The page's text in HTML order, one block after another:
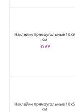
Наклейки прямоугольные 10х9
см
499 ₽
Наклейки прямоугольные 10х5
см